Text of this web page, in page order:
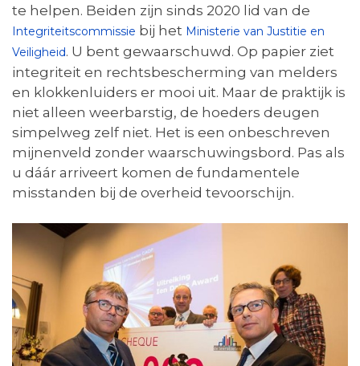
te helpen. Beiden zijn sinds 2020 lid van de
Integriteitscommissie bij het Ministerie van Justitie en
Veiligheid. U bent gewaarschuwd. Op papier ziet
integriteit en rechtsbescherming van melders
en klokkenluiders er mooi uit. Maar de praktijk is
niet alleen weerbarstig, de hoeders deugen
simpelweg zelf niet. Het is een onbeschreven
mijnenveld zonder waarschuwingsbord. Pas als
u dáár arriveert komen de fundamentele
misstanden bij de overheid tevoorschijn.